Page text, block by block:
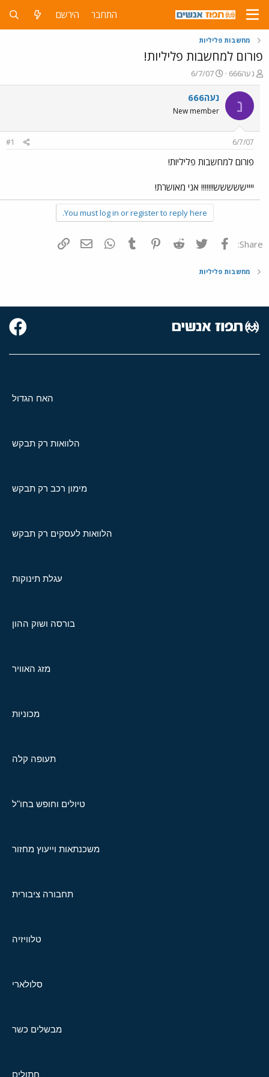
התחבר הירשם
מחשבות פליליות
פורום למחשבות פליליות!
פ
ו
ת
ח
ה
ש
א
נעה666
פ
ו
ר
ם
ר
6/7/07
נ נעה666
New member
6/7/07
#1
פורום למחשבות פליליות!
ייייששששש!!!!!!! אני מאושרת!
You must log in or register to reply here.
Share: פייסבוק Twitter
Reddit
Pinterest
Tumblr
WhatsAppדואר אלקטרוני
מחשבות פליליות
האח הגדול
הלוואות רק תבקש
מימון רכב רק תבקש
הלוואות לעסקים רק תבקש
עגלת תינוקות
בורסה ושוק ההון
מזג האוויר
מכוניות
תעופה קלה
טיולים וחופש בחו"ל
משכנתאות וייעוץ מחזור
תחבורה ציבורית
טלוויזיה
סלולארי
מבשלים כשר
חתולים